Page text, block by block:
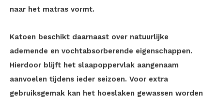
naar het matras vormt.
Katoen beschikt daarnaast over natuurlijke
ademende en vochtabsorberende eigenschappen.
Hierdoor blijft het slaapoppervlak aangenaam
aanvoelen tijdens ieder seizoen. Voor extra
gebruiksgemak kan het hoeslaken gewassen worden